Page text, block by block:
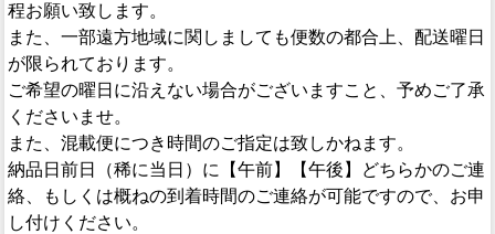
程お願い致します。
また、一部遠方地域に関しましても便数の都合上、配送曜日
が限られております。
ご希望の曜日に沿えない場合がございますこと、予めご了承
くださいませ。
また、混載便につき時間のご指定は致しかねます。
納品日前日（稀に当日）に【午前】【午後】どちらかのご連
絡、もしくは概ねの到着時間のご連絡が可能ですので、お申
し付けください。